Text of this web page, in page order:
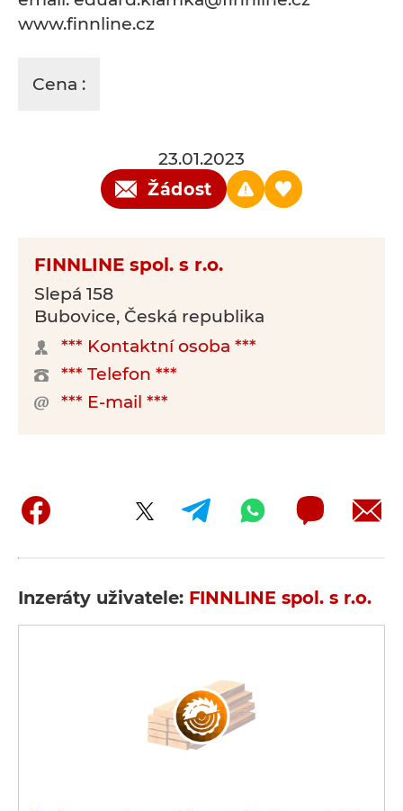
www.finnline.cz
Cena :
23.01.2023
Žádost
FINNLINE spol. s r.o.
Slepá 158
Bubovice, Česká republika
*** Kontaktní osoba ***
*** Telefon ***
*** E-mail ***
Inzeráty uživatele: FINNLINE spol. s r.o.